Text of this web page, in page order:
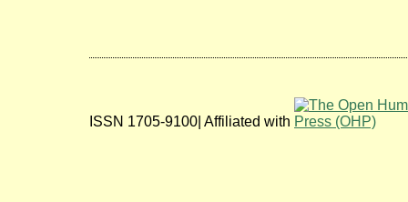
ISSN 1705-9100| Affiliated with